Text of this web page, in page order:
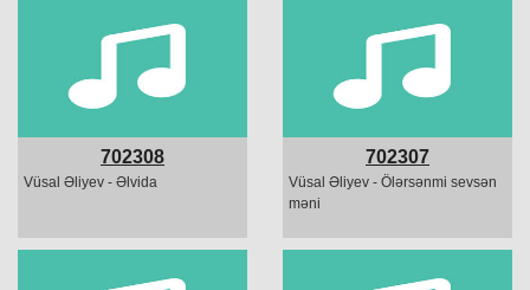
702308
Vüsal Əliyev - Əlvida
702307
Vüsal Əliyev - Ölərsənmi sevsən
məni